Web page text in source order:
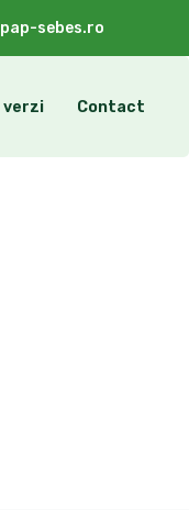
sebes.ro
verzi Contact